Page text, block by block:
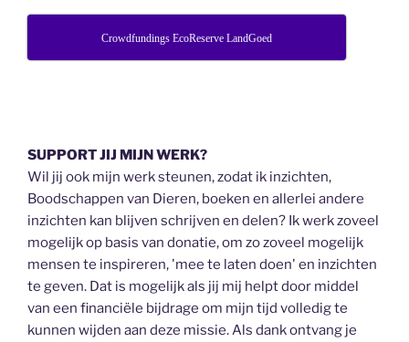
Crowdfundings EcoReserve LandGoed
SUPPORT JIJ MIJN WERK?
Wil jij ook mijn werk steunen, zodat ik inzichten,
Boodschappen van Dieren, boeken en allerlei andere
inzichten kan blijven schrijven en delen? Ik werk zoveel
mogelijk op basis van donatie, om zo zoveel mogelijk
mensen te inspireren, 'mee te laten doen' en inzichten
te geven. Dat is mogelijk als jij mij helpt door middel
van een financiële bijdrage om mijn tijd volledig te
kunnen wijden aan deze missie. Als dank ontvang je